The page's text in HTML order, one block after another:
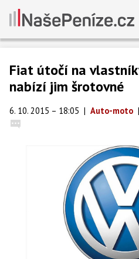
Fiat útočí na
nabízí jim šrotovné
6. 10. 2015 – 18:05 | Auto-moto |